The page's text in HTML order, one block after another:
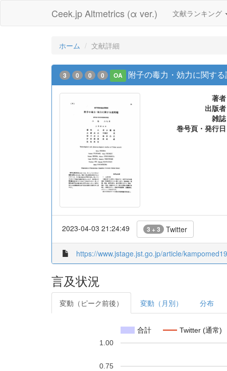
Ceek.jp Altmetrics (α ver.) 文献ランキング
ホーム 文献詳細
3 0 0 0 OA 附子の毒力・効力に関す
著者
出版者
雑誌
巻号頁・発行日
2023-04-03 21:24:49 3 + 3 Twitter
https://www.jstage.jst.go.jp/article/
言及状況
変動（ピーク前後） 変動（月別） 分布
合計 Twitter (通常)
0.75
1.00